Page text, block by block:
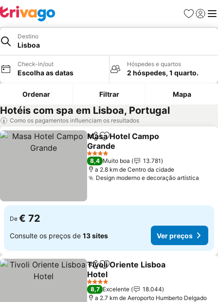
Favoritos
Iniciar
Destino
Lisboa
Check-in/out
Escolha as datas
Hóspedes e quartos
2 hóspedes, 1 quarto.
Ordenar Filtrar Mapa
Hotéis com spa em Lisboa, Portugal
Como os pagamentos influenciam os resultados
PartilharAdicionar aos favoritos
Masa Hotel Campo
Grande
4 Estrelas
8,4 Muito boa
13.781
a 2.8 km de Centro da cidade
Design moderno e decoração artística
De € 72
Consulte os preços de 13 sites Ver preços
PartilharAdicionar aos favoritos
Tivoli Oriente Lisboa
Hotel
4 Estrelas
8,7 Excelente
18.044
a 2.7 km de Aeroporto Humberto Delgado